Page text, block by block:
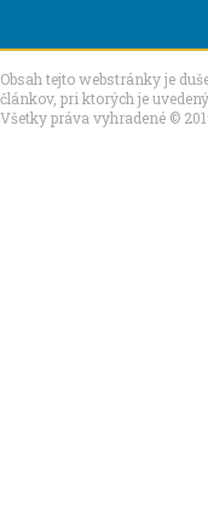
Obsah tejto webstránky je
článkov, pri ktorých je
Všetky práva vyhradené ©